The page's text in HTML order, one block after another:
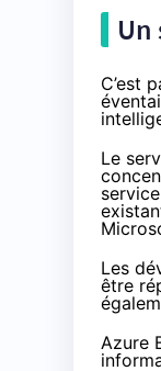
Un
C’est
Le
Les
être
Azure